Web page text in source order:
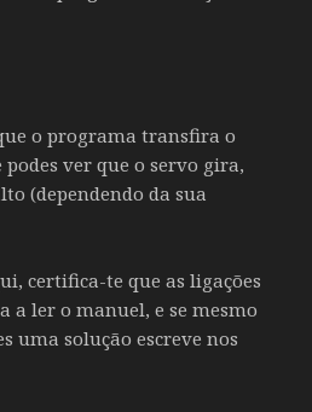
o programa transfira o
ver que o servo gira,
(dependendo da sua
certifica-te que as ligações
a ler o manuel, e se mesmo
uma solução escreve nos